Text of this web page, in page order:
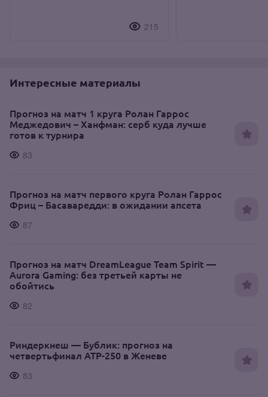
215
Интересные материалы
Прогноз на матч 1 круга Ролан Гаррос
Меджедович – Ханфман: серб куда лучше
готов к турнира
83
Прогноз на матч первого круга Ролан Гаррос
Фриц – Басаваредди: в ожидании апсета
87
Прогноз на матч DreamLeague Team Spirit —
Aurora Gaming: без третьей карты не
обойтись
82
Риндеркнеш — Бублик: прогноз на
четвертьфинал ATP-250 в Женеве
83